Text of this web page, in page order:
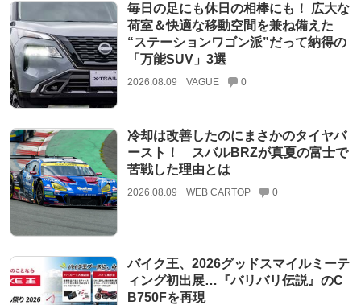
毎日の足にも休日の相棒にも！ 広大な
荷室＆快適な移動空間を兼ね備えた
“ステーションワゴン派”だって納得の
「万能SUV」3選
2026.08.09 VAGUE 0
冷却は改善したのにまさかのタイヤバ
ースト！ スバルBRZが真夏の富士で
苦戦した理由とは
2026.08.09 WEB CARTOP 0
バイク王、2026グッドスマイルミーテ
ィング初出展…『バリバリ伝説』のC
B750Fを再現